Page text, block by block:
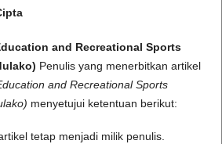
and Recreational Sports
Penulis yang menerbitkan artikel
and Recreational Sports
menyetujui ketentuan berikut:
tetap menjadi milik penulis.